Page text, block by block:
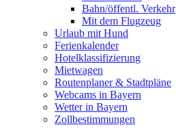
Bahn/öffentl. Verkehr
Mit dem Flugzeug
Urlaub mit Hund
Ferienkalender
Hotelklassifizierung
Mietwagen
Routenplaner & Stadtpläne
Webcams in Bayern
Wetter in Bayern
Zollbestimmungen